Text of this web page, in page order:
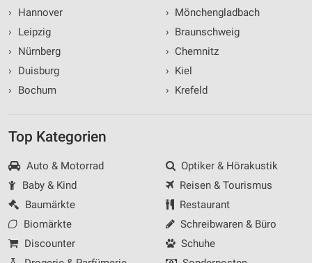
›
Hannover
›
Leipzig
›
Nürnberg
›
Duisburg
›
Bochum
› Mönchengladbach
› Braunschweig
› Chemnitz
› Kiel
› Krefeld
Top Kategorien
Auto & Motorrad
Baby & Kind
Baumärkte
Biomärkte
Discounter
Optiker & Hörakustik
Reisen & Tourismus
Restaurant
Schreibwaren & Büro
Schuhe